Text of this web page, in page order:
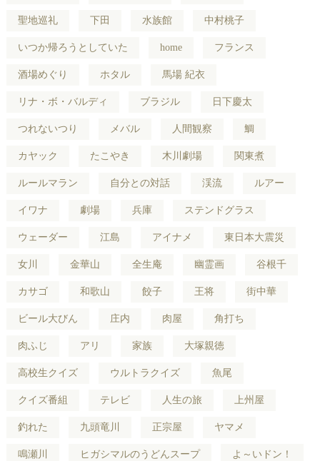
聖地巡礼 下田 水族館 中村桃子
いつか帰ろうとしていた home フランス
酒場めぐり ホタル 馬場 紀衣
リナ・ボ・バルディ ブラジル 日下慶太
つれないつり メバル 人間観察 鯛
カヤック たこやき 木川劇場 関東煮
ルールマラン 自分との対話 渓流 ルアー
イワナ 劇場 兵庫 ステンドグラス
ウェーダー 江島 アイナメ 東日本大震災
女川 金華山 全生庵 幽霊画 谷根千
カサゴ 和歌山 餃子 王将 街中華
ビール大びん 庄内 肉屋 角打ち
肉ふじ アリ 家族 大塚親徳
高校生クイズ ウルトラクイズ 魚尾
クイズ番組 テレビ 人生の旅 上州屋
釣れた 九頭竜川 正宗屋 ヤマメ
鳴瀬川 ヒガシマルのうどんスープ よ～いドン！